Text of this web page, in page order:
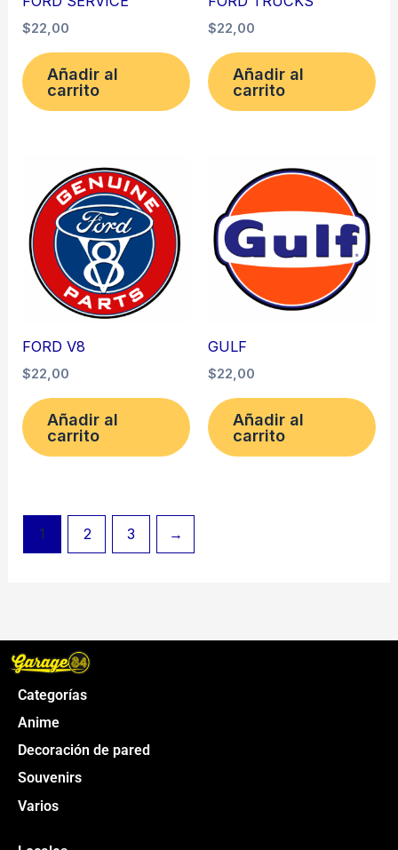
$22,00
Añadir al
carrito
$22,00
Añadir al
carrito
FORD V8
$22,00
Añadir al
carrito
GULF
$22,00
Añadir al
carrito
1 2 3 →
Categorías
Anime
Decoración de pared
Souvenirs
Varios